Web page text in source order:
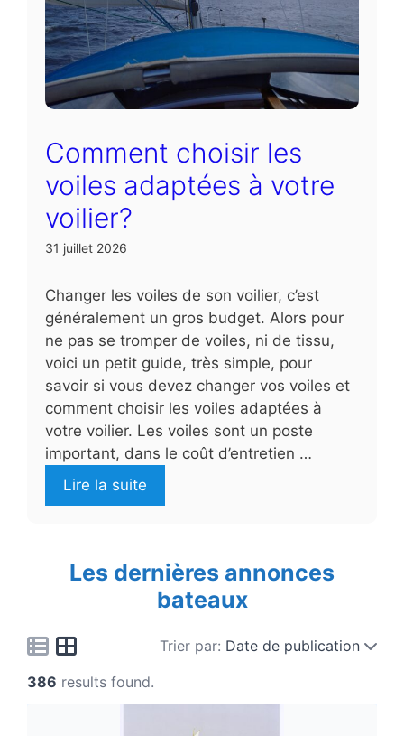
Comment choisir les
voiles adaptées à votre
voilier?
31 juillet 2026
Changer les voiles de son voilier, c’est
généralement un gros budget. Alors pour
ne pas se tromper de voiles, ni de tissu,
voici un petit guide, très simple, pour
savoir si vous devez changer vos voiles et
comment choisir les voiles adaptées à
votre voilier. Les voiles sont un poste
important, dans le coût d’entretien …
Lire la suite
Les dernières annonces
bateaux
Trier par: Date de publication
386 results found.